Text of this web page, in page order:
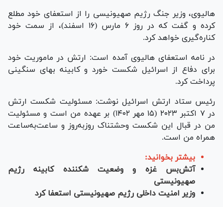
هالیوی، وزیر جنگ رژیم صهیونیسی را از استعفای خود مطلع
کرده و گفت که در روز ۶ مارس (۱۶ اسفند)، از سمت خود
کناره‌گیری خواهد کرد.
در نامه استعفای هالیوی آمده است: ارتش در ماموریت خود
برای دفاع از اسرائیل شکست خورد و کابینه بهای سنگینی
پرداخت کرد.
رئیس ستاد ارتش اسرائیل نوشت: مسئولیت شکست ارتش
در ۷ اکتبر ۲۰۲۳ (۱۵ مهر ۱۴۰۲) بر عهده من است و مسئولیت
من در قبال این شکست وحشتناک روز‌به‌روز و ساعت‌به‌ساعت
همراه من است.
بیشتر بخوانید:
آتش‌بس غزه و وضعیت شکننده کابینه رژیم
صهیونیستی
وزیر امنیت داخلی رژیم صهیونیستی استعفا کرد